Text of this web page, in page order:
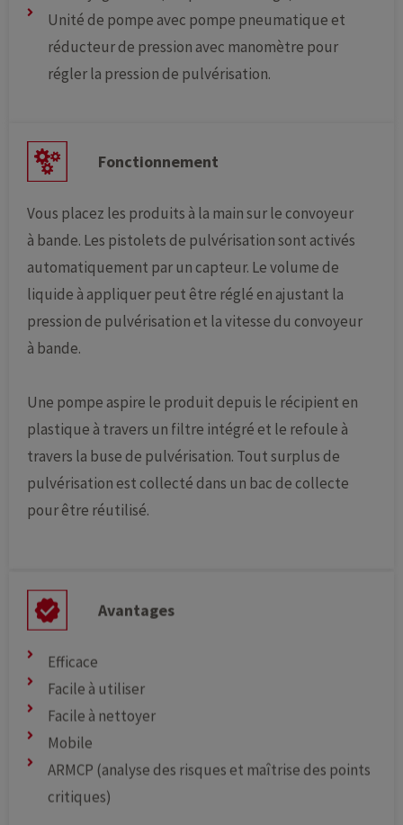
Unité de pompe avec pompe pneumatique et
réducteur de pression avec manomètre pour
régler la pression de pulvérisation.
Fonctionnement
Vous placez les produits à la main sur le convoyeur
à bande. Les pistolets de pulvérisation sont activés
automatiquement par un capteur. Le volume de
liquide à appliquer peut être réglé en ajustant la
pression de pulvérisation et la vitesse du convoyeur
à bande.
Une pompe aspire le produit depuis le récipient en
plastique à travers un filtre intégré et le refoule à
travers la buse de pulvérisation. Tout surplus de
pulvérisation est collecté dans un bac de collecte
pour être réutilisé.
Avantages
Efficace
Facile à utiliser
Facile à nettoyer
Mobile
ARMCP (analyse des risques et maîtrise des points
critiques)